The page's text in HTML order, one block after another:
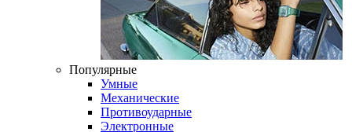
Популярные
Умные
Механические
Противоударные
Электронные